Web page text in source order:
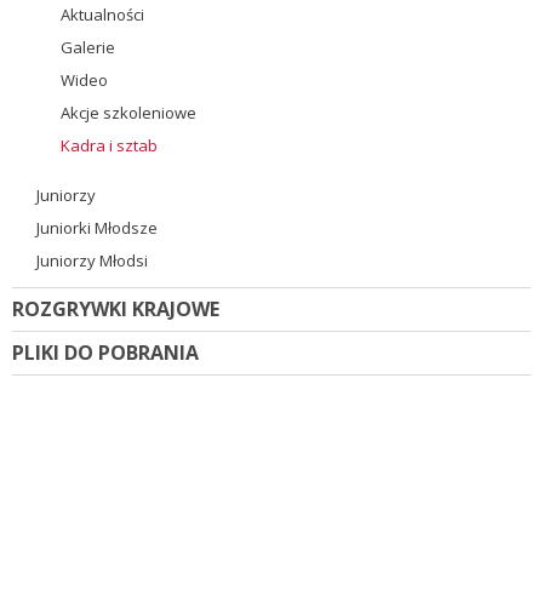
Aktualności
Galerie
Wideo
Akcje szkoleniowe
Kadra i sztab
Juniorzy
Juniorki Młodsze
Juniorzy Młodsi
ROZGRYWKI KRAJOWE
PLIKI DO POBRANIA